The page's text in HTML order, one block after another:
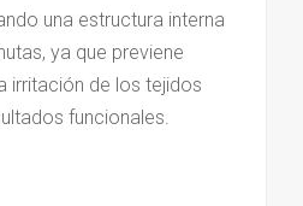
una estructura interna
ya que previene
irritación de los tejidos
funcionales.